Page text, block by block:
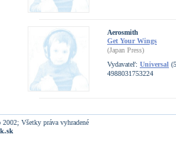
Aerosmith
Get Your Wings
(Japan Press)
Vydavateľ: Universal
4988031753224
Všetky práva vyhradené